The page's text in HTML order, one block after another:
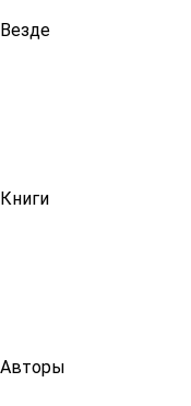
Везде
Книги
Авторы